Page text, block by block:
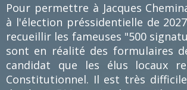
Pour permettre à Jacques
à l'élection préssidentielle de
recueillir les fameuses "500
sont en réalité des formulaires
candidat que les élus locaux
Constitutionnel. Il est très